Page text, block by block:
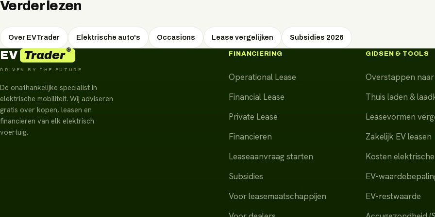
Verder lezen
Over EVTrader Elektrische auto's Occasions Lease vergelijken Subsidies 2026
EV Trader®
DRIVEN BY THE FUTURE
Dé onafhankelijke specialist in
elektrische mobiliteit. Wij adviseren
gratis over kopen, leasen en
financieren van elk elektrisch
voertuig.
FINANCIERING
Operational Lease
Financial Lease
Private Lease
Financieren
Leaseaanvraag starten
Subsidies
Voor leasemaatschappijen
GIDSEN & TOOLS
Overstappen
Thuis laden &
Leasevormen
Zakelijk EV leasen
Kosten
EV-
EV-restwaarde